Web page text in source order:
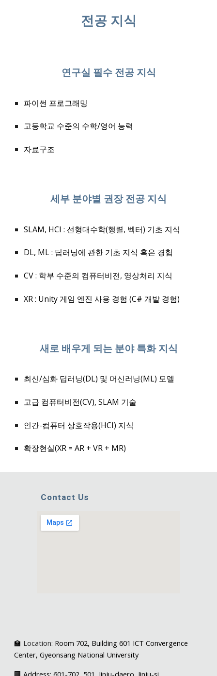
전공 지식
연구실 필수 전공 지식
파이썬 프로그래밍
고등학교 수준의 수학/영어 능력
자료구조
세부 분야별 권장 전공 지식
SLAM, HCI : 선형대수학(행렬, 벡터) 기초 지식
DL, ML : 딥러닝에 관한 기초 지식 혹은 경험
CV : 학부 수준의 컴퓨터비전, 영상처리 지식
XR : Unity 게임 엔진 사용 경험 (C# 개발 경험)
새로 배우게 되는 분야 특화 지식
최신/심화 딥러닝(DL) 및 머신러닝(ML) 모델
고급 컴퓨터비전(CV), SLAM 기술
인간-컴퓨터 상호작용(HCI) 지식
확장현실(XR = AR + VR + MR)
Contact Us
🏫 Location: Room 702, Building 601 ICT Convergence
Center,Gyeonsang National University